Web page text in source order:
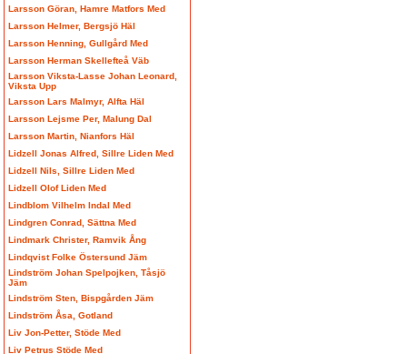
Larsson Göran, Hamre Matfors Med
Larsson Helmer, Bergsjö Häl
Larsson Henning, Gullgård Med
Larsson Herman Skellefteå Väb
Larsson Viksta-Lasse Johan Leonard,
Viksta Upp
Larsson Lars Malmyr, Alfta Häl
Larsson Lejsme Per, Malung Dal
Larsson Martin, Nianfors Häl
Lidzell Jonas Alfred, Sillre Liden Med
Lidzell Nils, Sillre Liden Med
Lidzell Olof Liden Med
Lindblom Vilhelm Indal Med
Lindgren Conrad, Sättna Med
Lindmark Christer, Ramvik Ång
Lindqvist Folke Östersund Jäm
Lindström Johan Spelpojken, Tåsjö
Jäm
Lindström Sten, Bispgården Jäm
Lindström Åsa, Gotland
Liv Jon-Petter, Stöde Med
Liv Petrus Stöde Med